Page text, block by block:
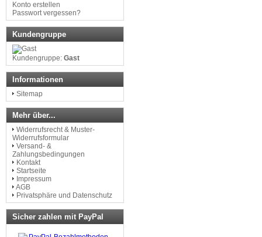
Konto erstellen
Passwort vergessen?
Kundengruppe
Kundengruppe: Gast
Informationen
Sitemap
Mehr über...
Widerrufsrecht & Muster-
Widerrufsformular
Versand- &
Zahlungsbedingungen
Kontakt
Startseite
Impressum
AGB
Privatsphäre und Datenschutz
Sicher zahlen mit PayPal